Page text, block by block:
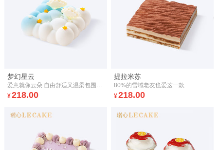
梦幻星云
¥218.00
提拉米苏
80%的雪域老友也爱这一款
¥218.00